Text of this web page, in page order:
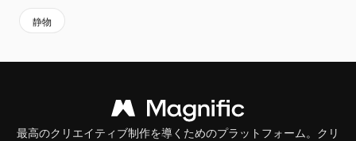
静物
最高のクリエイティブ制作を導くためのプラットフォーム。クリ